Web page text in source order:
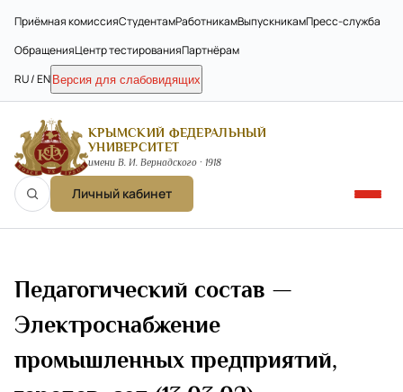
Приёмная комиссияСтудентамРаботникамВыпускникамПресс-служба
ОбращенияЦентр тестированияПартнёрам
RU / EN Версия для слабовидящих
КРЫМСКИЙ ФЕДЕРАЛЬНЫЙ
УНИВЕРСИТЕТ
имени В. И. Вернадского · 1918
Личный кабинет
Педагогический состав —
Электроснабжение
промышленных предприятий,